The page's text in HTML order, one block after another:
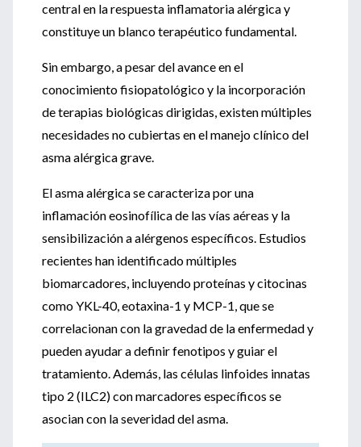
central en la respuesta inflamatoria alérgica y
constituye un blanco terapéutico fundamental.
Sin embargo, a pesar del avance en el
conocimiento fisiopatológico y la incorporación
de terapias biológicas dirigidas, existen múltiples
necesidades no cubiertas en el manejo clínico del
asma alérgica grave.
El asma alérgica se caracteriza por una
inflamación eosinofílica de las vías aéreas y la
sensibilización a alérgenos específicos. Estudios
recientes han identificado múltiples
biomarcadores, incluyendo proteínas y citocinas
como YKL-40, eotaxina-1 y MCP-1, que se
correlacionan con la gravedad de la enfermedad y
pueden ayudar a definir fenotipos y guiar el
tratamiento. Además, las células linfoides innatas
tipo 2 (ILC2) con marcadores específicos se
asocian con la severidad del asma.